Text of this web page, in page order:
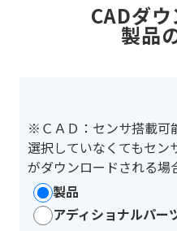
CADダウ
製品
※ＣＡＤ：センサ搭載可
選択していなくてもセ
がダウンロードされる場
製品
アディショナルパー